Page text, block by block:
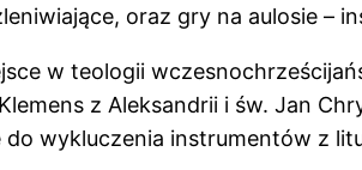
oraz gry na aulosie
w teologii
z Aleksandrii i św. Jan
do wykluczenia instrumentów z